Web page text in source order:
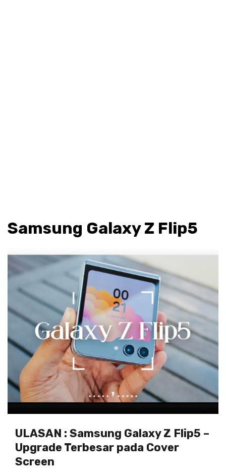
Samsung Galaxy Z Flip5
ULASAN : Samsung Galaxy Z Flip5 –
Upgrade Terbesar pada Cover
Screen